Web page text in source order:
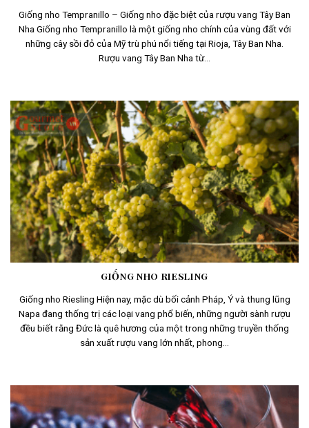
Giống nho Tempranillo – Giống nho đặc biệt của rượu vang Tây Ban
Nha Giống nho Tempranillo là một giống nho chính của vùng đất với
những cây sồi đỏ của Mỹ trù phú nổi tiếng tại Rioja, Tây Ban Nha.
Rượu vang Tây Ban Nha từ...
GIỐNG NHO RIESLING
Giống nho Riesling Hiện nay, mặc dù bối cảnh Pháp, Ý và thung lũng
Napa đang thống trị các loại vang phổ biến, những người sành rượu
đều biết rằng Đức là quê hương của một trong những truyền thống
sản xuất rượu vang lớn nhất, phong...